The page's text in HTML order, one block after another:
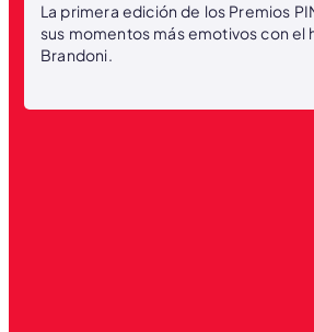
La primera edición de los Premios
sus momentos más emotivos con el
Brandoni.